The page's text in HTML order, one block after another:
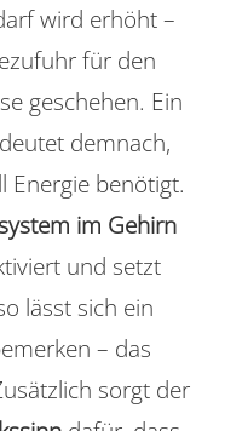
wird erhöht –
für den
geschehen. Ein
demnach,
Energie benötigt.
im Gehirn
und setzt
lässt sich ein
– das
sorgt der